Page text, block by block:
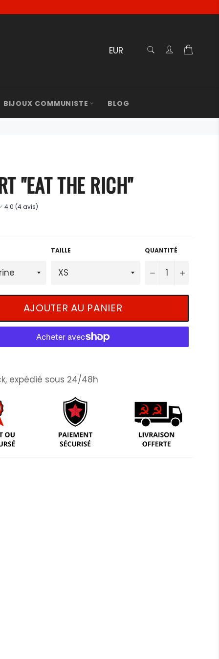
RECHERCHE
Recherche
BIJOUX COMMUNISTE BLOG
"EAT THE RICH"
4.0 (4 avis)
TAILLE QUANTITÉ
− +
AJOUTER AU PANIER
expédié sous 24/48h